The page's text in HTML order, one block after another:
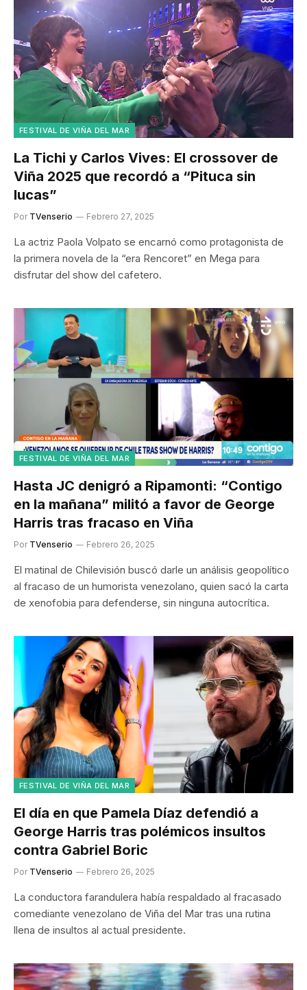
FESTIVAL DE VIÑA DEL MAR
La Tichi y Carlos Vives: El crossover de
Viña 2025 que recordó a “Pituca sin
lucas”
Por TVenserio Febrero 27, 2025
La actriz Paola Volpato se encarnó como protagonista de
la primera novela de la “era Rencoret” en Mega para
disfrutar del show del cafetero.
FESTIVAL DE VIÑA DEL MAR
Hasta JC denigró a Ripamonti: “Contigo
en la mañana” militó a favor de George
Harris tras fracaso en Viña
Por TVenserio Febrero 26, 2025
El matinal de Chilevisión buscó darle un análisis geopolítico
al fracaso de un humorista venezolano, quien sacó la carta
de xenofobia para defenderse, sin ninguna autocrítica.
FESTIVAL DE VIÑA DEL MAR
El día en que Pamela Díaz defendió a
George Harris tras polémicos insultos
contra Gabriel Boric
Por TVenserio Febrero 26, 2025
La conductora farandulera había respaldado al fracasado
comediante venezolano de Viña del Mar tras una rutina
llena de insultos al actual presidente.